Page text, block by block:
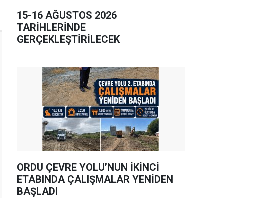
15-16 AĞUSTOS 2026
TARİHLERİNDE
GERÇEKLEŞTİRİLECEK
ORDU ÇEVRE YOLU’NUN İKİNCİ
ETABINDA ÇALIŞMALAR YENİDEN
BAŞLADI